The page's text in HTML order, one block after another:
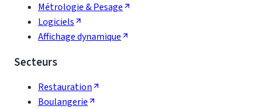
Métrologie & Pesage
Logiciels
Affichage dynamique
Secteurs
Restauration
Boulangerie